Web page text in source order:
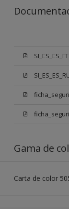
Gama de
Carta de color